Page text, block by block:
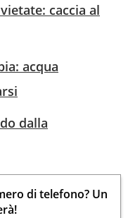
caccia al
acqua
dalla
di telefono? Un